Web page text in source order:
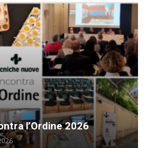
l’Ordine 2026